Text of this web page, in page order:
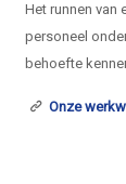
Het runnen van
personeel
behoefte
Onze